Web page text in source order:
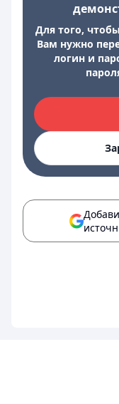
Для того,
Вам нужно
логин и